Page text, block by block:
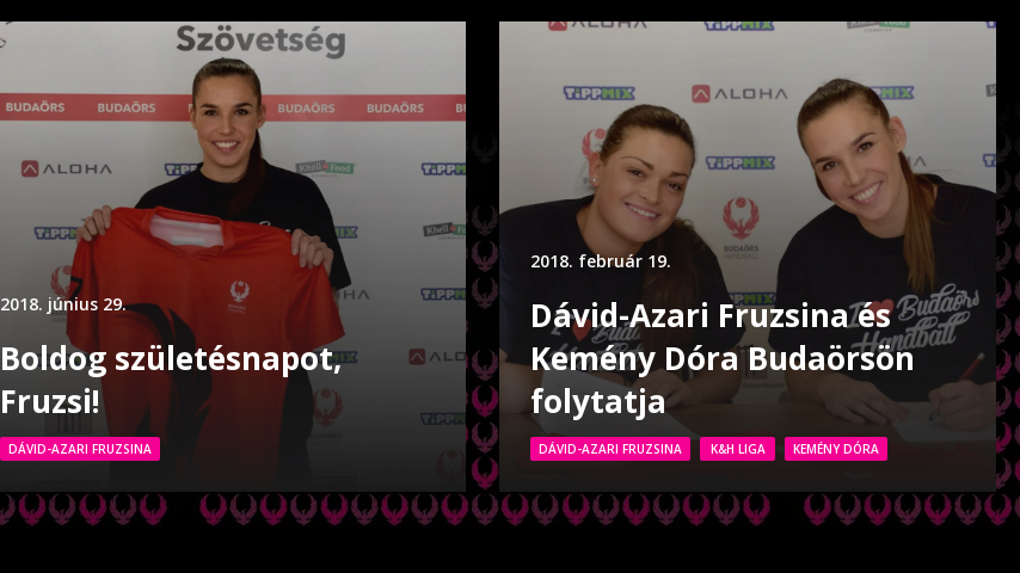
2018. június 29.
Boldog születésnapot,
Fruzsi!
DÁVID-AZARI FRUZSINA
2018. február 19.
Dávid-Azari Fruzsina és
Kemény Dóra Budaörsön
folytatja
DÁVID-AZARI FRUZSINA K&H LIGA KEMÉNY DÓRA